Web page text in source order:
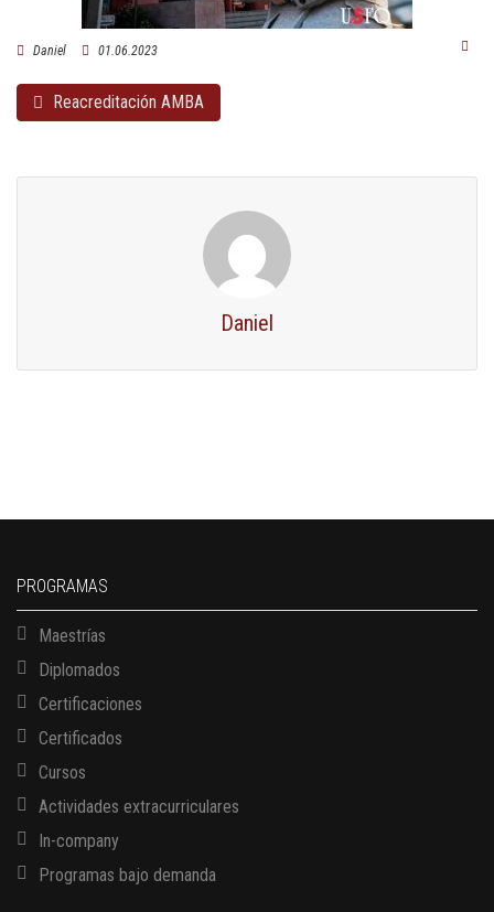
Daniel 01.06.2023
Reacreditación AMBA
Daniel
PROGRAMAS
Maestrías
Diplomados
Certificaciones
Certificados
Cursos
Actividades extracurriculares
In-company
Programas bajo demanda